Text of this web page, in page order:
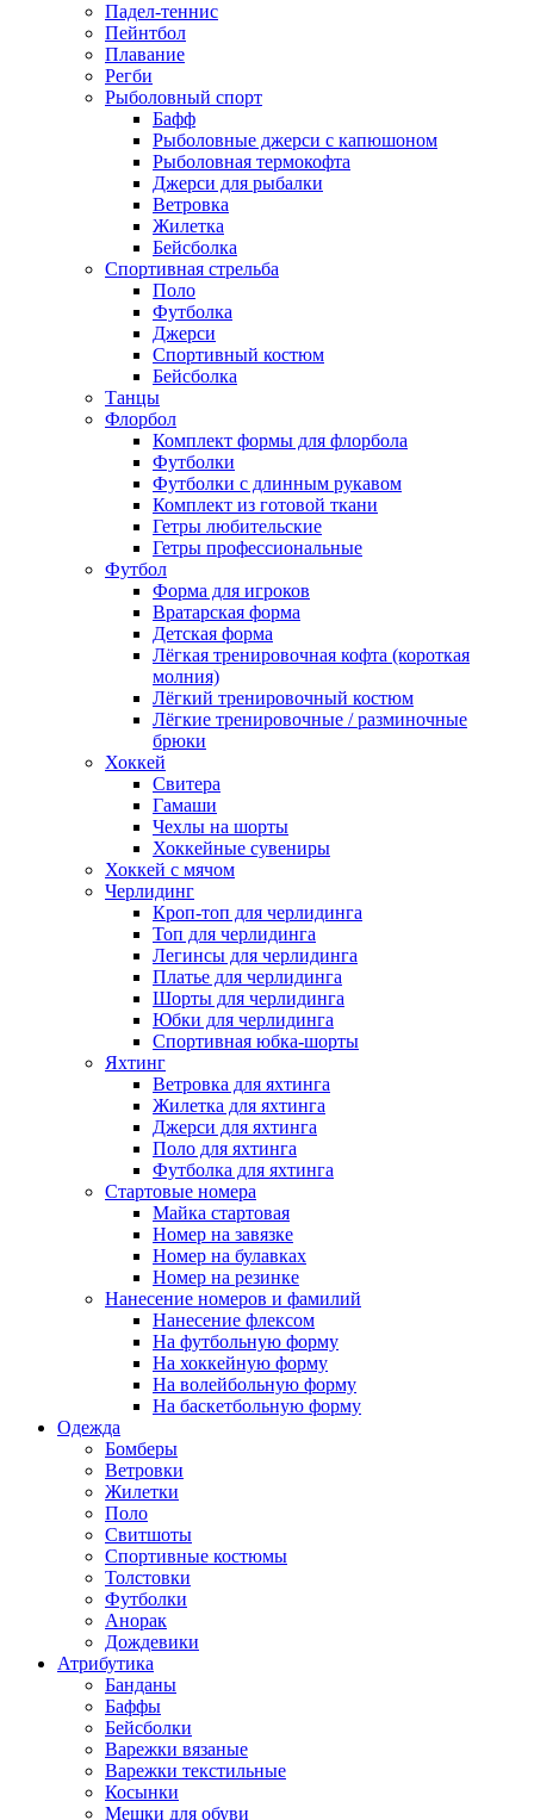
Падел-теннис
Пейнтбол
Плавание
Регби
Рыболовный спорт
Бафф
Рыболовные джерси с капюшоном
Рыболовная термокофта
Джерси для рыбалки
Ветровка
Жилетка
Бейсболка
Спортивная стрельба
Поло
Футболка
Джерси
Спортивный костюм
Бейсболка
Танцы
Флорбол
Комплект формы для флорбола
Футболки
Футболки с длинным рукавом
Комплект из готовой ткани
Гетры любительские
Гетры профессиональные
Футбол
Форма для игроков
Вратарская форма
Детская форма
Лёгкая тренировочная кофта (короткая
молния)
Лёгкий тренировочный костюм
Лёгкие тренировочные / разминочные
брюки
Хоккей
Свитера
Гамаши
Чехлы на шорты
Хоккейные сувениры
Хоккей с мячом
Черлидинг
Кроп-топ для черлидинга
Топ для черлидинга
Легинсы для черлидинга
Платье для черлидинга
Шорты для черлидинга
Юбки для черлидинга
Спортивная юбка-шорты
Яхтинг
Ветровка для яхтинга
Жилетка для яхтинга
Джерси для яхтинга
Поло для яхтинга
Футболка для яхтинга
Стартовые номера
Майка стартовая
Номер на завязке
Номер на булавках
Номер на резинке
Нанесение номеров и фамилий
Нанесение флексом
На футбольную форму
На хоккейную форму
На волейбольную форму
На баскетбольную форму
Одежда
Бомберы
Ветровки
Жилетки
Поло
Свитшоты
Спортивные костюмы
Толстовки
Футболки
Анорак
Дождевики
Атрибутика
Банданы
Баффы
Бейсболки
Варежки вязаные
Варежки текстильные
Косынки
Мешки для обуви